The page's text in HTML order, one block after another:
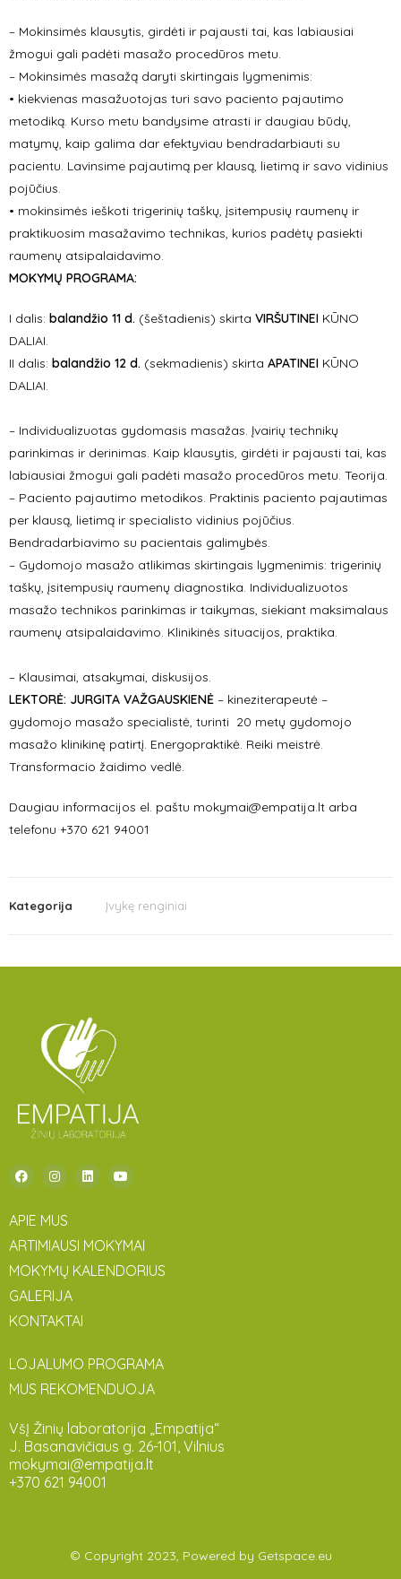
– Mokinsimės klausytis, girdėti ir pajausti tai, kas labiausiai
žmogui gali padėti masažo procedūros metu.
– Mokinsimės masažą daryti skirtingais lygmenimis:
• kiekvienas masažuotojas turi savo paciento pajautimo
metodiką. Kurso metu bandysime atrasti ir daugiau būdų,
matymų, kaip galima dar efektyviau bendradarbiauti su
pacientu. Lavinsime pajautimą per klausą, lietimą ir savo vidinius
pojūčius.
• mokinsimės ieškoti trigerinių taškų, įsitempusių raumenų ir
praktikuosim masažavimo technikas, kurios padėtų pasiekti
raumenų atsipalaidavimo.
MOKYMŲ PROGRAMA:
I dalis: balandžio 11 d. (šeštadienis) skirta VIRŠUTINEI KŪNO
DALIAI.
II dalis: balandžio 12 d. (sekmadienis) skirta APATINEI KŪNO
DALIAI.
– Individualizuotas gydomasis masažas. Įvairių technikų
parinkimas ir derinimas. Kaip klausytis, girdėti ir pajausti tai, kas
labiausiai žmogui gali padėti masažo procedūros metu. Teorija.
– Paciento pajautimo metodikos. Praktinis paciento pajautimas
per klausą, lietimą ir specialisto vidinius pojūčius.
Bendradarbiavimo su pacientais galimybės.
– Gydomojo masažo atlikimas skirtingais lygmenimis: trigerinių
taškų, įsitempusių raumenų diagnostika. Individualizuotos
masažo technikos parinkimas ir taikymas, siekiant maksimalaus
raumenų atsipalaidavimo. Klinikinės situacijos, praktika.
– Klausimai, atsakymai, diskusijos.
LEKTORĖ: JURGITA VAŽGAUSKIENĖ – kineziterapeutė –
gydomojo masažo specialistė, turinti 20 metų gydomojo
masažo klinikinę patirtį. Energopraktikė. Reiki meistrė.
Transformacio žaidimo vedlė.
Daugiau informacijos el. paštu mokymai@empatija.lt arba
telefonu +370 621 94001
Kategorija Įvykę renginiai
APIE MUS
ARTIMIAUSI MOKYMAI
MOKYMŲ KALENDORIUS
GALERIJA
KONTAKTAI
LOJALUMO PROGRAMA
MUS REKOMENDUOJA
VšĮ Žinių laboratorija „Empatija“
J. Basanavičiaus g. 26-101, Vilnius
mokymai@empatija.lt
+370 621 94001
© Copyright 2023, Powered by Getspace.eu